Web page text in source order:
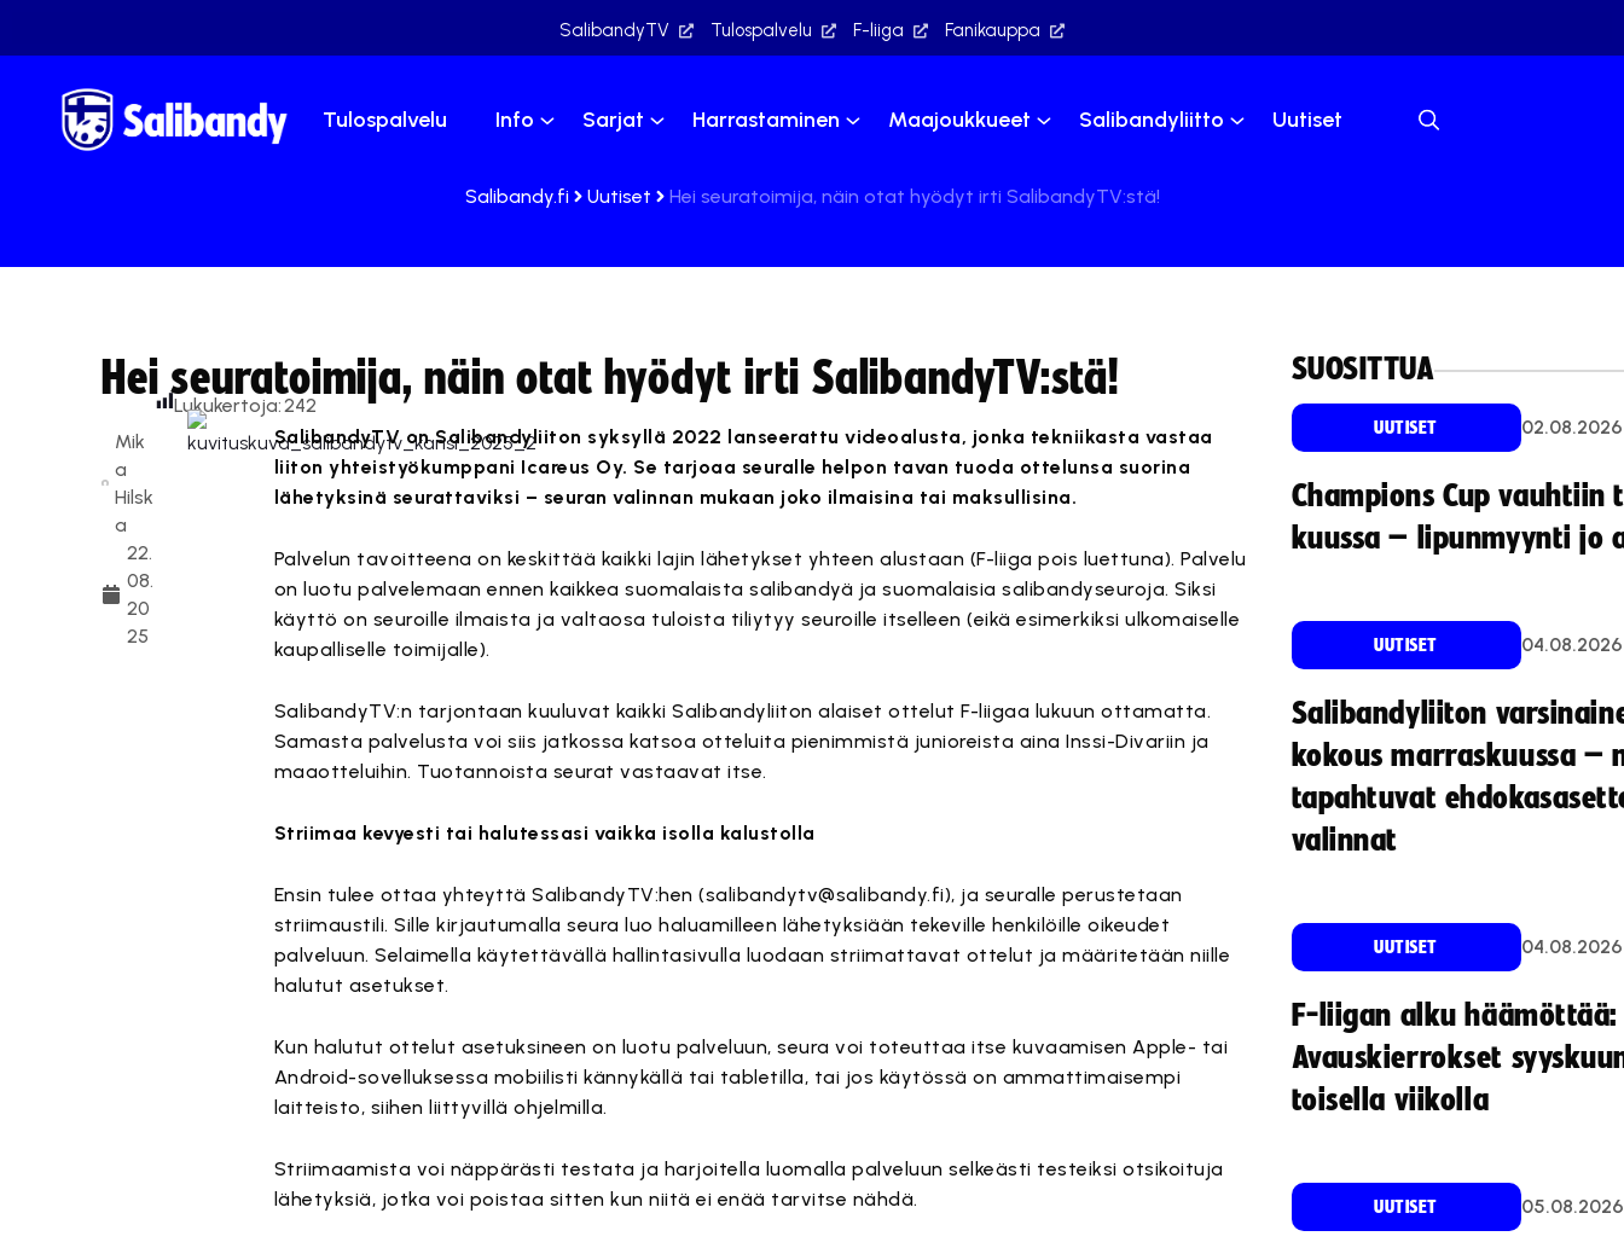
SalibandyTV Tulospalvelu F-liiga Fanikauppa
Tulospalvelu Info Sarjat Harrastaminen Maajoukkueet Salibandyliitto Uutiset
Salibandy.fi Uutiset Hei seuratoimija, näin otat hyödyt irti SalibandyTV:stä!
Hei seuratoimija, näin otat hyödyt irti SalibandyTV:stä!
Mik
a
Hilsk
a
22.
08.
20
25
Lukukertoja:242
SalibandyTV on Salibandyliiton syksyllä 2022 lanseerattu videoalusta, jonka tekniikasta vastaa
liiton yhteistyökumppani Icareus Oy. Se tarjoaa seuralle helpon tavan tuoda ottelunsa suorina
lähetyksinä seurattaviksi – seuran valinnan mukaan joko ilmaisina tai maksullisina.
Palvelun tavoitteena on keskittää kaikki lajin lähetykset yhteen alustaan (F-liiga pois luettuna). Palvelu
on luotu palvelemaan ennen kaikkea suomalaista salibandyä ja suomalaisia salibandyseuroja. Siksi
käyttö on seuroille ilmaista ja valtaosa tuloista tiliytyy seuroille itselleen (eikä esimerkiksi ulkomaiselle
kaupalliselle toimijalle).
SalibandyTV:n tarjontaan kuuluvat kaikki Salibandyliiton alaiset ottelut F-liigaa lukuun ottamatta.
Samasta palvelusta voi siis jatkossa katsoa otteluita pienimmistä junioreista aina Inssi-Divariin ja
maaotteluihin. Tuotannoista seurat vastaavat itse.
Striimaa kevyesti tai halutessasi vaikka isolla kalustolla
Ensin tulee ottaa yhteyttä SalibandyTV:hen (salibandytv@salibandy.fi), ja seuralle perustetaan
striimaustili. Sille kirjautumalla seura luo haluamilleen lähetyksiään tekeville henkilöille oikeudet
palveluun. Selaimella käytettävällä hallintasivulla luodaan striimattavat ottelut ja määritetään niille
halutut asetukset.
Kun halutut ottelut asetuksineen on luotu palveluun, seura voi toteuttaa itse kuvaamisen Apple- tai
Android-sovelluksessa mobiilisti kännykällä tai tabletilla, tai jos käytössä on ammattimaisempi
laitteisto, siihen liittyvillä ohjelmilla.
Striimaamista voi näppärästi testata ja harjoitella luomalla palveluun selkeästi testeiksi otsikoituja
lähetyksiä, jotka voi poistaa sitten kun niitä ei enää tarvitse nähdä.
SUOSITTUA
UUTISET 02.08.2026
Champions Cup vauhtiin
kuussa – lipunmyynti jo
UUTISET 04.08.2026
Salibandyliiton
kokous marraskuussa –
tapahtuvat
valinnat
UUTISET 04.08.2026
F-liigan alku häämöttää:
Avauskierrokset
toisella viikolla
UUTISET 05.08.2026